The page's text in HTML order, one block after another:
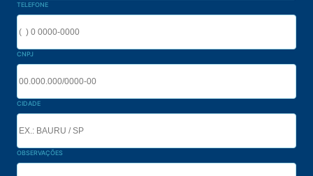
TELEFONE
CNPJ
CIDADE
OBSERVAÇÕES